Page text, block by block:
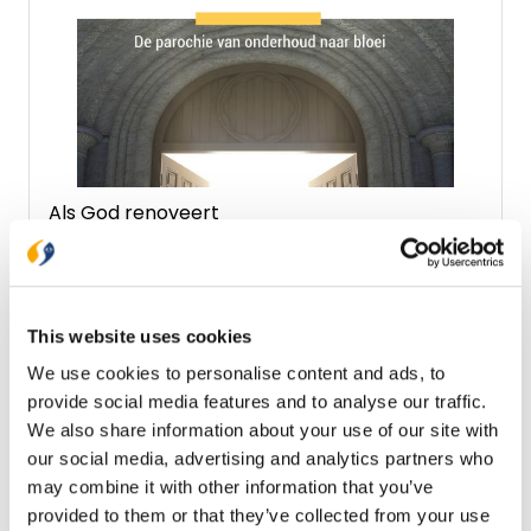
This website uses cookies
We use cookies to personalise content and ads, to
provide social media features and to analyse our traffic.
We also share information about your use of our site with
our social media, advertising and analytics partners who
may combine it with other information that you’ve
provided to them or that they’ve collected from your use
Als God renoveert
Dit is een boek dat iedere kerk kan helpen bij de
opbouw van de geloofsgemeenschap. Nooit eerder
was er zo’n urgentie voor kerken om na te denken
geloofsopbouw. Dit boek is eerst verschenen in het
plekken in de wereld. Alpha Centrum Nederland en
Parochie Spiritualiteit juichen dit boek toe als hét
modelboek voor de komende tien jaar. Voor iedere
geloofsgemeenschap die wil investeren in de
toekomst, voor iedere kerk die een toekomst met
Christus voor zich ziet, voor iedere christen om
geloof en kerk te verinnerlijken. Een internationale
€ 25,99
Op voorraad
In winkelwagen